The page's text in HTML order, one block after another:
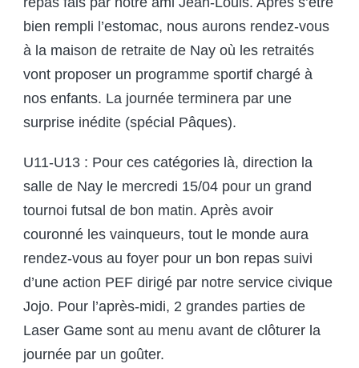
bien rempli l’estomac, nous aurons rendez-vous
à la maison de retraite de Nay où les retraités
vont proposer un programme sportif chargé à
nos enfants. La journée terminera par une
surprise inédite (spécial Pâques).
U11-U13 : Pour ces catégories là, direction la
salle de Nay le mercredi 15/04 pour un grand
tournoi futsal de bon matin. Après avoir
couronné les vainqueurs, tout le monde aura
rendez-vous au foyer pour un bon repas suivi
d’une action PEF dirigé par notre service civique
Jojo. Pour l’après-midi, 2 grandes parties de
Laser Game sont au menu avant de clôturer la
journée par un goûter.